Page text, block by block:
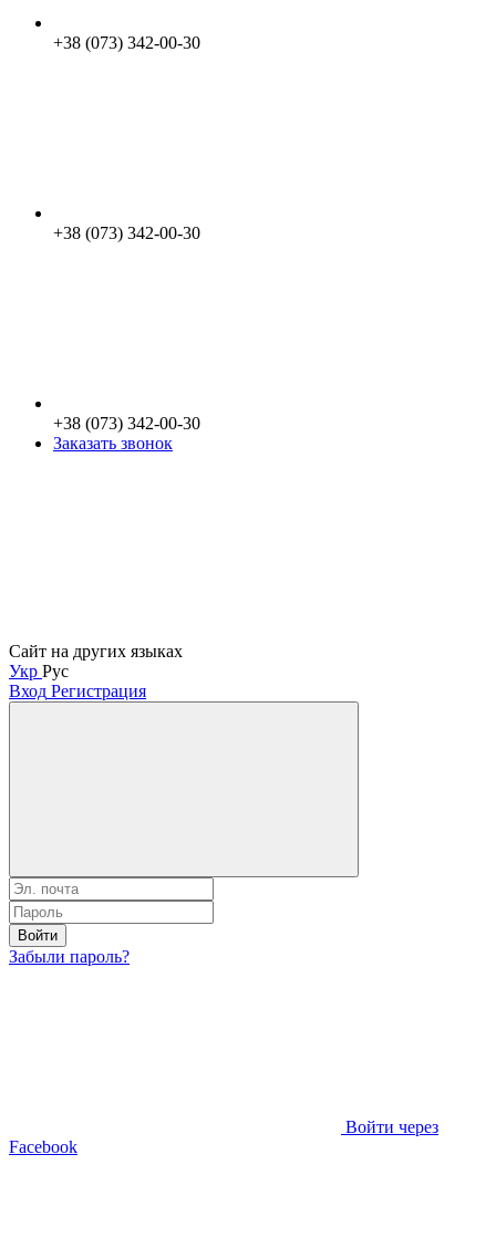
+38 (073) 342-00-30
+38 (073) 342-00-30
+38 (073) 342-00-30
Заказать звонок
Сайт на других языках
Укр Рус
Вход Регистрация
Войти
Забыли пароль?
Войти через
Facebook